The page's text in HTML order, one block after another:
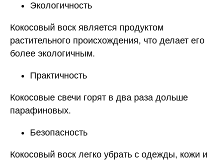
Экологичность
Кокосовый воск является продуктом
растительного происхождения, что делает его
более экологичным.
Практичность
Кокосовые свечи горят в два раза дольше
парафиновых.
Безопасность
Кокосовый воск легко убрать с одежды, кожи и